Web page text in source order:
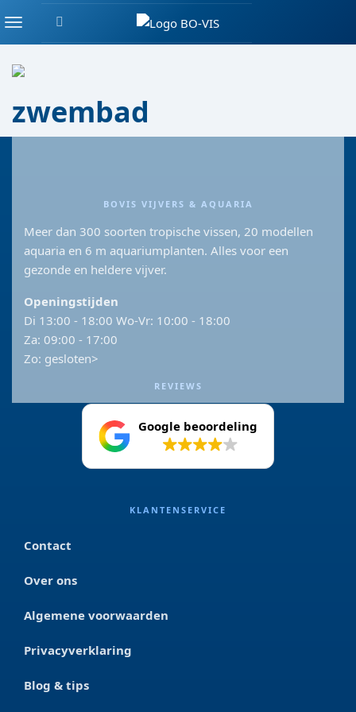
Zoeken
MenuDIVERSEN ALGEMEEN
zwembad
BOVIS VIJVERS & AQUARIA
Meer dan 300 soorten tropische vissen, 20 modellen
aquaria en 6 m aquariumplanten. Alles voor een
gezonde en heldere vijver.
Openingstijden
Di 13:00 - 18:00 Wo-Vr: 10:00 - 18:00
Za: 09:00 - 17:00
Zo: gesloten>
REVIEWS
Google beoordeling
KLANTENSERVICE
Contact
Over ons
Algemene voorwaarden
Privacyverklaring
Blog & tips